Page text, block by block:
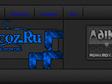
Новости Галерея Топ